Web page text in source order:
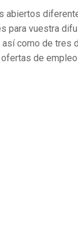
abiertos
para vuestra
así como de tres
de empleo